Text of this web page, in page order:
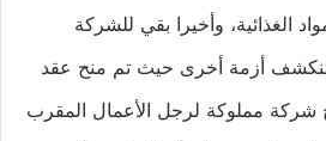
الغذائية، وأخيرا بقي للشركة
تنكشف أزمة أخرى حيث تم منح عقد
شركة مملوكة لرجل الأعمال المقرب